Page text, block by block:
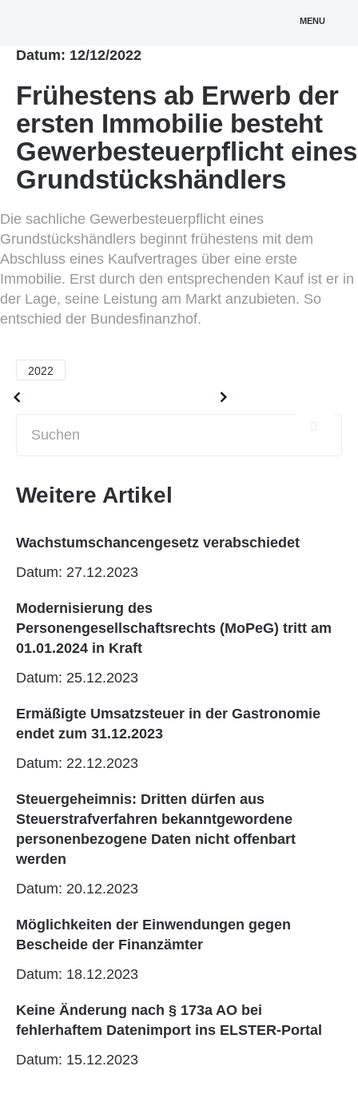
MENU
Datum: 12/12/2022
Frühestens ab Erwerb der
ersten Immobilie besteht
Gewerbesteuerpflicht eines
Grundstückshändlers
Die sachliche Gewerbesteuerpflicht eines
Grundstückshändlers beginnt frühestens mit dem
Abschluss eines Kaufvertrages über eine erste
Immobilie. Erst durch den entsprechenden Kauf ist er in
der Lage, seine Leistung am Markt anzubieten. So
entschied der Bundesfinanzhof.
2022
Weitere Artikel
Wachstumschancengesetz verabschiedet
Datum: 27.12.2023
Modernisierung des
Personengesellschaftsrechts (MoPeG) tritt am
01.01.2024 in Kraft
Datum: 25.12.2023
Ermäßigte Umsatzsteuer in der Gastronomie
endet zum 31.12.2023
Datum: 22.12.2023
Steuergeheimnis: Dritten dürfen aus
Steuerstrafverfahren bekanntgewordene
personenbezogene Daten nicht offenbart
werden
Datum: 20.12.2023
Möglichkeiten der Einwendungen gegen
Bescheide der Finanzämter
Datum: 18.12.2023
Keine Änderung nach § 173a AO bei
fehlerhaftem Datenimport ins ELSTER-Portal
Datum: 15.12.2023